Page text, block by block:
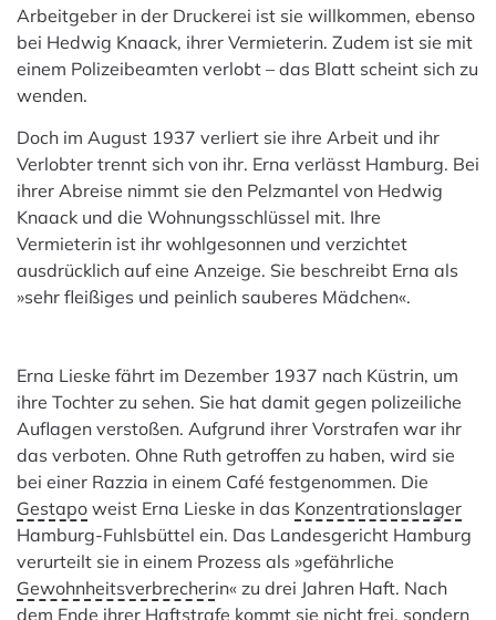
Arbeitgeber in der Druckerei ist sie willkommen, ebenso
bei Hedwig Knaack, ihrer Vermieterin. Zudem ist sie mit
einem Polizeibeamten verlobt – das Blatt scheint sich zu
wenden.
Doch im August 1937 verliert sie ihre Arbeit und ihr
Verlobter trennt sich von ihr. Erna verlässt Hamburg. Bei
ihrer Abreise nimmt sie den Pelzmantel von Hedwig
Knaack und die Wohnungsschlüssel mit. Ihre
Vermieterin ist ihr wohlgesonnen und verzichtet
ausdrücklich auf eine Anzeige. Sie beschreibt Erna als
»sehr fleißiges und peinlich sauberes Mädchen«.
Erna Lieske fährt im Dezember 1937 nach Küstrin, um
ihre Tochter zu sehen. Sie hat damit gegen polizeiliche
Auflagen verstoßen. Aufgrund ihrer Vorstrafen war ihr
das verboten. Ohne Ruth getroffen zu haben, wird sie
bei einer Razzia in einem Café festgenommen. Die
Gestapo weist Erna Lieske in das Konzentrationslager
Hamburg-Fuhlsbüttel ein. Das Landesgericht Hamburg
verurteilt sie in einem Prozess als »gefährliche
Gewohnheitsverbrecherin« zu drei Jahren Haft. Nach
dem Ende ihrer Haftstrafe kommt sie nicht frei, sondern